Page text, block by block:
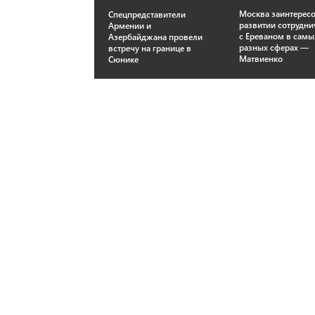
Спецпредставители
Армении и
Азербайджана провели
встречу на границе в
Сюнике
Москва
развитии
с Ереваном в
разных сферах —
Матвиенко